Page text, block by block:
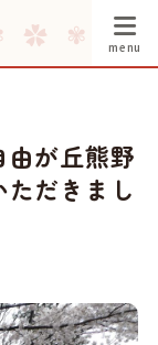
が丘熊野
だきまし